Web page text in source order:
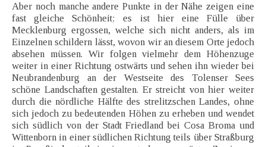
Aber noch manche andere Punkte in der Nähe zeigen eine
fast gleiche Schönheit; es ist hier eine Fülle über
Mecklenburg ergossen, welche sich nicht anders, als im
Einzelnen schildern lässt, wovon wir an diesem Orte jedoch
absehen müssen. Wir folgen vielmehr dem Höhenzuge
weiter in einer Richtung ostwärts und sehen ihn wieder bei
Neubrandenburg an der Westseite des Tolenser Sees
schöne Landschaften gestalten. Er streicht von hier weiter
durch die nördliche Hälfte des strelitzschen Landes, ohne
sich jedoch zu bedeutenden Höhen zu erheben und wendet
sich südlich von der Stadt Friedland bei Cosa Broma und
Wittenborn in einer südlichen Richtung teils über Straßburg